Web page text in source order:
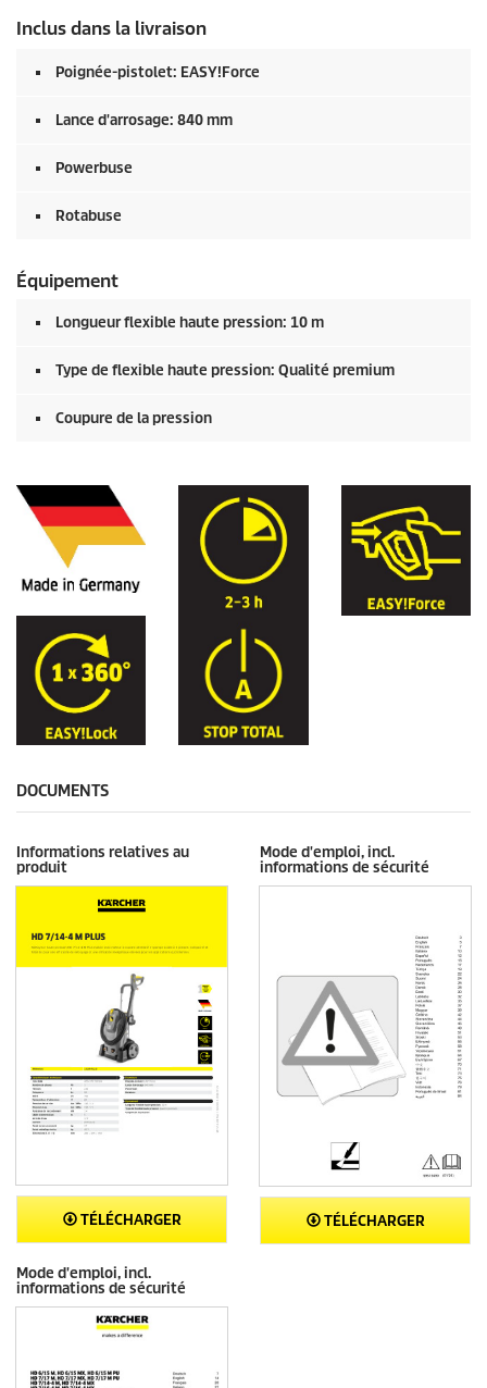
Inclus dans la livraison
Poignée-pistolet: EASY!Force
Lance d'arrosage: 840 mm
Powerbuse
Rotabuse
Équipement
Longueur flexible haute pression: 10 m
Type de flexible haute pression: Qualité premium
Coupure de la pression
DOCUMENTS
Informations relatives au
produit
TÉLÉCHARGER
Mode d'emploi, incl.
informations de sécurité
TÉLÉCHARGER
Mode d'emploi, incl.
informations de sécurité